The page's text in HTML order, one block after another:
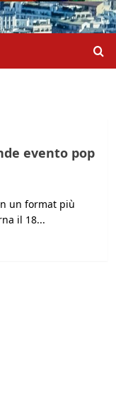
evento pop
un format più
il 18...